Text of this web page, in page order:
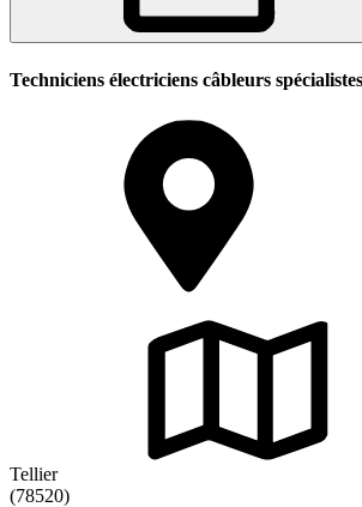
Techniciens électriciens câbleurs
Tellier
(78520)